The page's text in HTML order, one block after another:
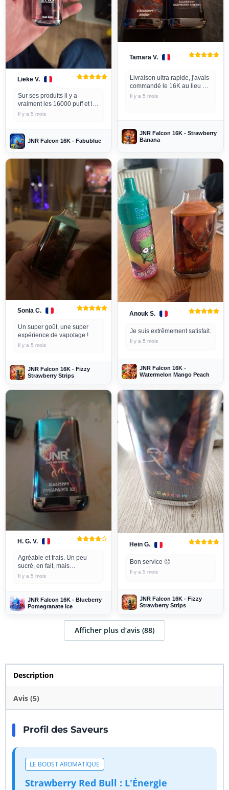
Lieke V.
Sur ses produits il y a
vraiment les 16000 puff et la
résistance vas vraiment bien
Il y a 5 mois
JNR Falcon 16K - Fabublue
Tamara V.
Livraison ultra rapide, j'avais
commandé le 16K au lieu du
18K. C'est de ma faute. Les
Il y a 5 mois
JNR Falcon 16K - Strawberry
Banana
Sonia C.
Un super goût, une super
expérience de vapotage !
Il y a 5 mois
JNR Falcon 16K - Fizzy
Strawberry Strips
Anouk S.
Je suis extrêmement satisfait.
Il y a 5 mois
JNR Falcon 16K -
Watermelon Mango Peach
H. G. V.
Agréable et frais. Un peu
sucré, en fait, mais
savoureux.
Il y a 5 mois
JNR Falcon 16K - Blueberry
Pomegranate Ice
Hein G.
Bon service 🙂
Il y a 5 mois
JNR Falcon 16K - Fizzy
Strawberry Strips
Afficher plus d‘avis (88)
Description
Avis (5)
Profil des Saveurs
LE BOOST AROMATIQUE
Strawberry Red Bull : L'Énergie